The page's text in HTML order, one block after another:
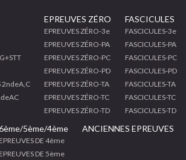
2ndeA,C
EPREUVES ZÉRO
EPREUVES ZÉRO-3e
EPREUVES ZÉRO-PA
EPREUVES ZÉRO-PC
EPREUVES ZÉRO-PD
EPREUVES ZÉRO-TA
EPREUVES ZÉRO-TC
EPREUVES ZÉRO-TD
FASCICULES
FASCICULES-3e
FASCICULES-PA
FASCICULES-PC
FASCICULES-PD
FASCICULES-TA
FASCICULES-TC
FASCICULES-TD
5ème/4ème
EPREUVES DE 4ème
EPREUVES DE 5ème
ANCIENNES EPREUVES